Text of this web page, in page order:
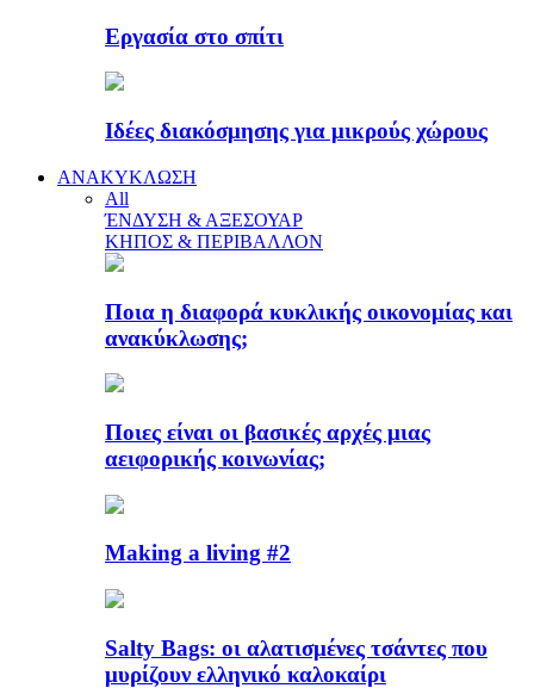
Εργασία στο σπίτι
Ιδέες διακόσμησης για μικρούς χώρους
ΑΝΑΚΥΚΛΩΣΗ
All
ΈΝΔΥΣΗ & ΑΞΕΣΟΥΑΡ
ΚΗΠΟΣ & ΠΕΡΙΒΑΛΛΟΝ
Ποια η διαφορά κυκλικής οικονομίας και
ανακύκλωσης;
Ποιες είναι οι βασικές αρχές μιας
αειφορικής κοινωνίας;
Making a living #2
Salty Bags: οι αλατισμένες τσάντες που
μυρίζουν ελληνικό καλοκαίρι